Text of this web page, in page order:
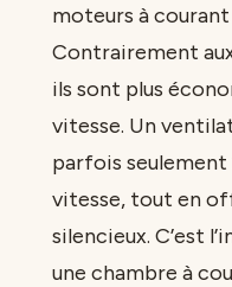
moteurs à
Contrairement
ils sont plus
vitesse. Un
parfois seulement
vitesse, tout en
silencieux. C’est
une chambre à